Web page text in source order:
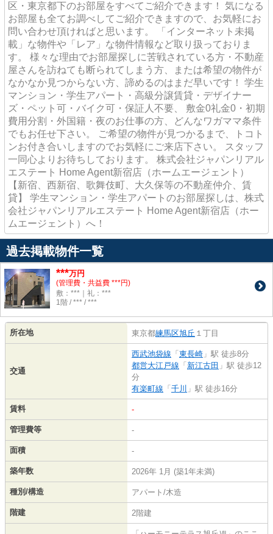
区・東京都下のお部屋をすべてご紹介できます！ 気になる
お部屋も全てお調べしてご紹介できますので、お気軽にお
問い合わせ頂ければと思います。 「インターネット未掲
載」な物件や「レア」な物件情報など取り扱っておりま
す。 様々な理由でお部屋探しに苦戦されている方・不動産
屋さんを訪ねても断られてしまう方、または希望の物件が
なかなか見つからない方、諦めるのはまだ早いです！ 学生
マンション・学生アパート・高級分譲賃貸・デザイナー
ズ・ペット可・バイク可・保証人不要、 敷金0礼金0・初期
費用分割・外国籍・夜のお仕事の方、どんなワガママ条件
でもお任せ下さい。 ご希望の物件が見つかるまで、トコト
ンお付き合いしますのでお気軽にご来店下さい。 スタッフ
一同心よりお待ちしております。 株式会社ジャパンリアル
エステート Home Agent新宿店（ホームエージェント）
【新宿、西新宿、歌舞伎町、大久保等の不動産仲介、賃
貸】 学生マンション・学生アパートのお部屋探しは、株式
会社ジャパンリアルエステート Home Agent新宿店（ホー
ムエージェント）へ！
過去掲載物件一覧
***万円
(管理費・共益費 ***円)
敷：***｜礼：***
1階 / *** / ***
所在地 東京都練馬区旭丘 １丁目
交通
西武池袋線 「 東長崎 」駅 徒歩8分
都営大江戸線 「 新江古田 」駅 徒歩12
分
有楽町線 「 千川 」駅 徒歩16分
賃料 -
管理費等 -
面積 -
築年数 2026年 1月 (築1年未満)
種別/構造 アパート/木造
階建 2階建